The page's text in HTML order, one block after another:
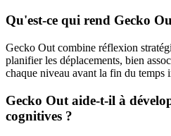
Qu'est-ce qui rend Gecko
Gecko Out combine réflexion
planifier les déplacements, bien
chaque niveau avant la fin du temps
Gecko Out aide-t-il à
cognitives ?